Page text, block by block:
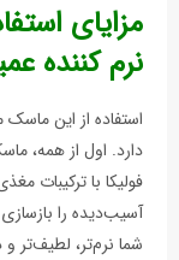
مزایای
نرم کننده
استفاده از این
دارد. اول از همه،
فولیکا با ترکیبات
آسیب‌دیده را
شما نرم‌تر، لطیف‌تر